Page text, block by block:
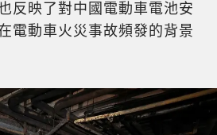
反映了對中國電動車電池安
電動車火災事故頻發的背景